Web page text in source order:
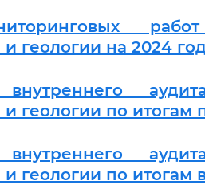
геологии на 2024 год
геологии по итогам
геологии по итогам